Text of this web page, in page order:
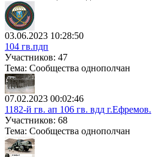
03.06.2023 10:28:50
104 гв.пдп
Участников: 47
Тема: Сообщества однополчан
07.02.2023 00:02:46
1182-й гв. ап 106 гв. вдд г.Ефремов.
Участников: 68
Тема: Сообщества однополчан